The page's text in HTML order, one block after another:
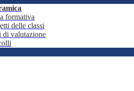
formativa
delle classi
di valutazione